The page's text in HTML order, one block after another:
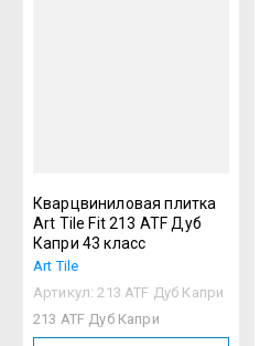
Кварцвиниловая плитка
Art Tile Fit 213 ATF Дуб
Капри 43 класс
Art Tile
Артикул: 213 ATF Дуб Капри
213 ATF Дуб Капри